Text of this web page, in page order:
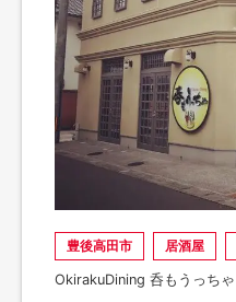
豊後高田市 居酒屋
OkirakuDining 呑もうっちゃ